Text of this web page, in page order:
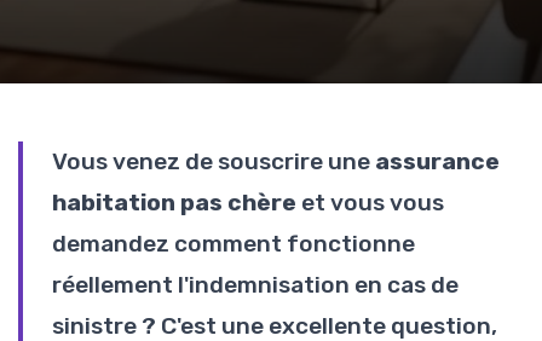
Vous venez de souscrire une assurance
habitation pas chère et vous vous
demandez comment fonctionne
réellement l'indemnisation en cas de
sinistre ? C'est une excellente question,